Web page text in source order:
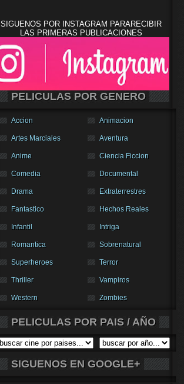
SIGUENOS POR INSTAGRAM PARARECIBIR
LAS PRIMERAS PUBLICACIONES
PELICULAS POR GENERO
Accion Animacion
Artes Marciales Aventura
Anime Ciencia Ficcion
Comedia Documental
Drama Extraterrestres
Fantastico Hechos Reales
Infantil Intriga
Romantica Sobrenatural
Superheroes Terror
Thriller Vampiros
Western Zombies
PELICULAS POR PAIS / AÑO
SIGUENOS EN GOOGLE+